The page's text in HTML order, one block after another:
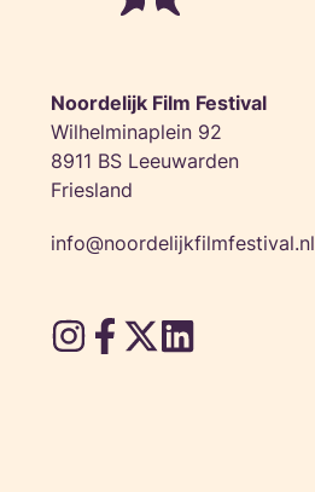
Noordelijk Film Festival
Wilhelminaplein 92
8911 BS Leeuwarden
Friesland
info@noordelijkfilmfestival.nl